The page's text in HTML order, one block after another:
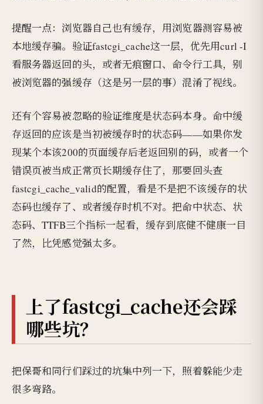
提醒一点：浏览器自己也有缓存，用浏览器测容易被
本地缓存骗。验证fastcgi_cache这一层，优先用curl -I
看服务器返回的头，或者无痕窗口、命令行工具，别
被浏览器的强缓存（这是另一层的事）混淆了视线。
还有个容易被忽略的验证维度是状态码本身。命中缓
存返回的应该是当初被缓存时的状态码——如果你发
现某个本该200的页面缓存后老返回别的码，或者一个
错误页被当成正常页长期缓存住了，那要回头查
fastcgi_cache_valid的配置，看是不是把不该缓存的状
态码也缓存了、或者缓存时机不对。把命中状态、状
态码、TTFB三个指标一起看，缓存到底健不健康一目
了然，比凭感觉强太多。
上了fastcgi_cache还会踩
哪些坑？
把保哥和同行们踩过的坑集中列一下，照着躲能少走
很多弯路。